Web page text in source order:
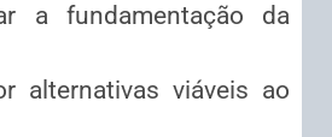
a fundamentação da
alternativas viáveis ao